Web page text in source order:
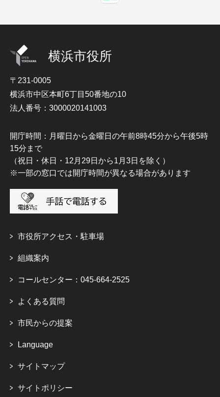
横浜市役所
〒231-0005
横浜市中区本町6丁目50番地の10
法人番号：3000020141003
開庁時間：月曜日から金曜日の午前8時45分から午後5時
15分まで
（祝日・休日・12月29日から1月3日を除く）
※一部の窓口では開庁時間が異なる場合があります
市役所アクセス・駐車場
組織案内
コールセンター：045-664-2525
よくある質問
市民からの提案
Language
サイトマップ
サイトポリシー